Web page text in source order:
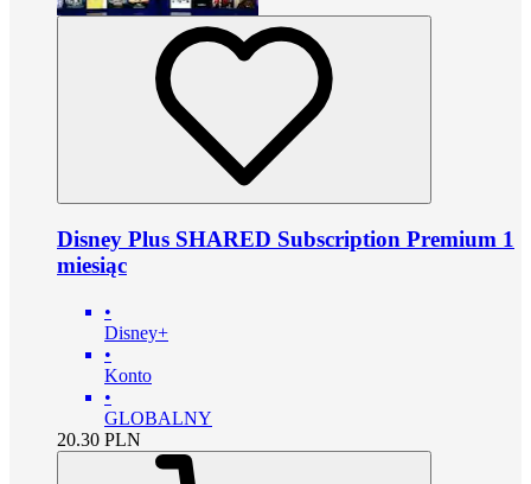
Disney Plus SHARED Subscription Premium 1
miesiąc
•
Disney+
•
Konto
•
GLOBALNY
20.30 PLN